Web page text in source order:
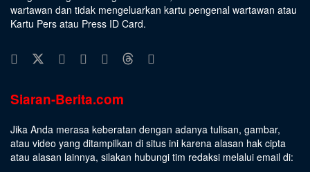
wartawan dan tidak mengeluarkan kartu pengenal wartawan atau
Kartu Pers atau Press ID Card.
Siaran-Berita.com
Jika Anda merasa keberatan dengan adanya tulisan, gambar,
atau video yang ditampilkan di situs ini karena alasan hak cipta
atau alasan lainnya, silakan hubungi tim redaksi melalui email di: